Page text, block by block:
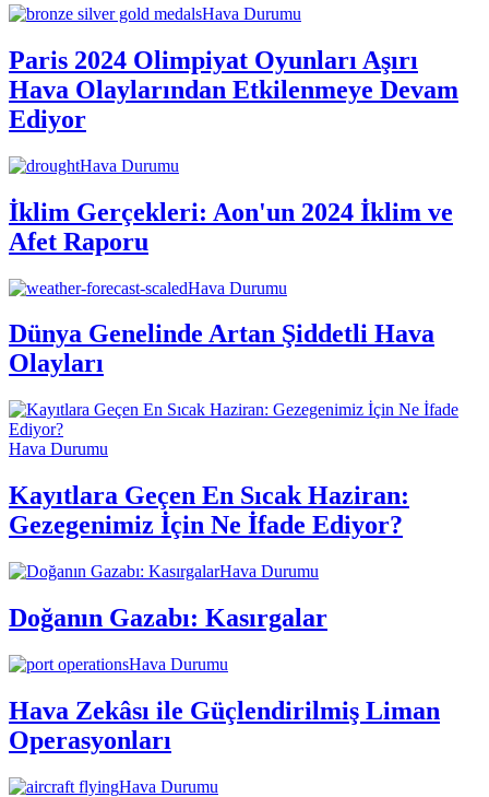
Hava Durumu
Paris 2024 Olimpiyat Oyunları Aşırı
Hava Olaylarından Etkilenmeye Devam
Ediyor
Hava Durumu
İklim Gerçekleri: Aon'un 2024 İklim ve
Afet Raporu
Hava Durumu
Dünya Genelinde Artan Şiddetli Hava
Olayları
Hava Durumu
Kayıtlara Geçen En Sıcak Haziran:
Gezegenimiz İçin Ne İfade Ediyor?
Hava Durumu
Doğanın Gazabı: Kasırgalar
Hava Durumu
Hava Zekâsı ile Güçlendirilmiş Liman
Operasyonları
Hava Durumu